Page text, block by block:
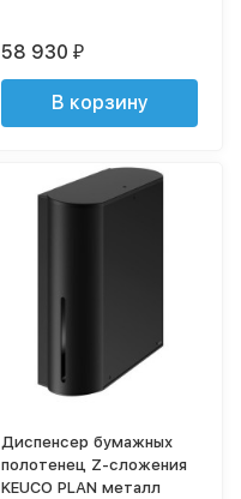
58 930₽
В корзину
Диспенсер бумажных
полотенец Z-сложения
KEUCO PLAN металл